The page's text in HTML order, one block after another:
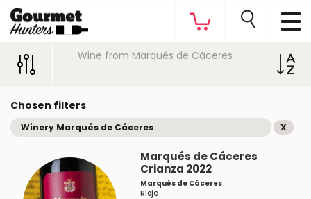
Wine from Marqués de Cáceres
Chosen filters
Winery Marqués de Cáceres X
Marqués de Cáceres
Crianza 2022
Marqués de Cáceres
Rioja